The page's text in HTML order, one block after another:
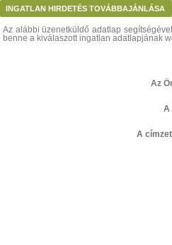
INGATLAN HIRDETÉS TOVÁBBAJÁNLÁSA
Az alábbi üzenetküldő adatlap
benne a kiválaszott ingatlan adatlapjának
Az
A
A